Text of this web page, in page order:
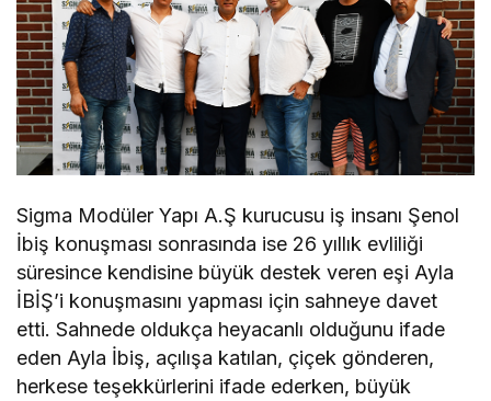
Sigma Modüler Yapı A.Ş kurucusu iş insanı Şenol
İbiş konuşması sonrasında ise 26 yıllık evliliği
süresince kendisine büyük destek veren eşi Ayla
İBİŞ’i konuşmasını yapması için sahneye davet
etti. Sahnede oldukça heyacanlı olduğunu ifade
eden Ayla İbiş, açılışa katılan, çiçek gönderen,
herkese teşekkürlerini ifade ederken, büyük